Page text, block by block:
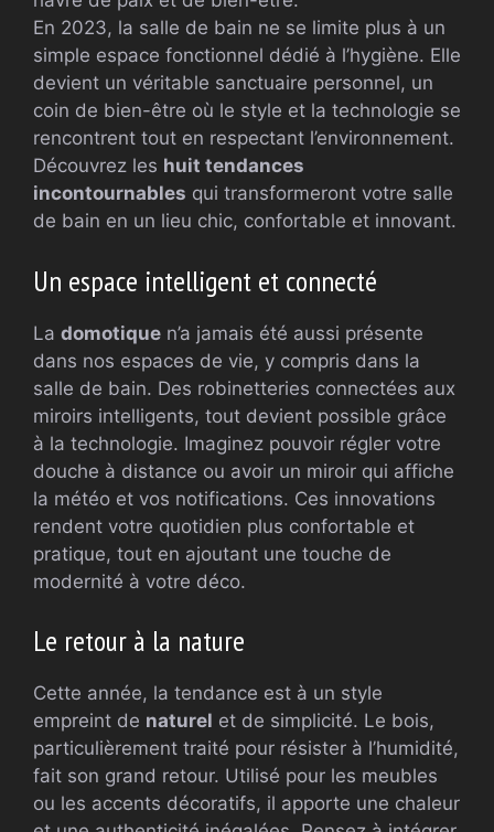
En 2023, la salle de bain ne se limite plus à un
simple espace fonctionnel dédié à l’hygiène. Elle
devient un véritable sanctuaire personnel, un
coin de bien-être où le style et la technologie se
rencontrent tout en respectant l’environnement.
Découvrez les huit tendances
incontournables qui transformeront votre salle
de bain en un lieu chic, confortable et innovant.
Un espace intelligent et connecté
La domotique n’a jamais été aussi présente
dans nos espaces de vie, y compris dans la
salle de bain. Des robinetteries connectées aux
miroirs intelligents, tout devient possible grâce
à la technologie. Imaginez pouvoir régler votre
douche à distance ou avoir un miroir qui affiche
la météo et vos notifications. Ces innovations
rendent votre quotidien plus confortable et
pratique, tout en ajoutant une touche de
modernité à votre déco.
Le retour à la nature
Cette année, la tendance est à un style
empreint de naturel et de simplicité. Le bois,
particulièrement traité pour résister à l’humidité,
fait son grand retour. Utilisé pour les meubles
ou les accents décoratifs, il apporte une chaleur